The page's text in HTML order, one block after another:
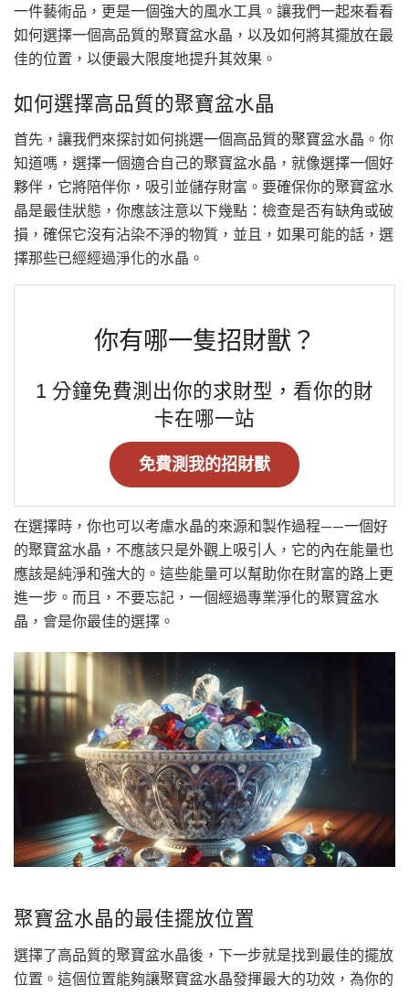
一件藝術品，更是一個強大的風水工具。讓我們一起來看看
如何選擇一個高品質的聚寶盆水晶，以及如何將其擺放在最
佳的位置，以便最大限度地提升其效果。
如何選擇高品質的聚寶盆水晶
首先，讓我們來探討如何挑選一個高品質的聚寶盆水晶。你
知道嗎，選擇一個適合自己的聚寶盆水晶，就像選擇一個好
夥伴，它將陪伴你，吸引並儲存財富。要確保你的聚寶盆水
晶是最佳狀態，你應該注意以下幾點：檢查是否有缺角或破
損，確保它沒有沾染不淨的物質，並且，如果可能的話，選
擇那些已經經過淨化的水晶。
你有哪一隻招財獸？
1 分鐘免費測出你的求財型，看你的財
卡在哪一站
免費測我的招財獸
在選擇時，你也可以考慮水晶的來源和製作過程——一個好
的聚寶盆水晶，不應該只是外觀上吸引人，它的內在能量也
應該是純淨和強大的。這些能量可以幫助你在財富的路上更
進一步。而且，不要忘記，一個經過專業淨化的聚寶盆水
晶，會是你最佳的選擇。
聚寶盆水晶的最佳擺放位置
選擇了高品質的聚寶盆水晶後，下一步就是找到最佳的擺放
位置。這個位置能夠讓聚寶盆水晶發揮最大的功效，為你的